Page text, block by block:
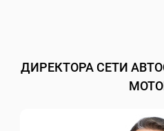
ДИРЕКТОРА СЕТИ